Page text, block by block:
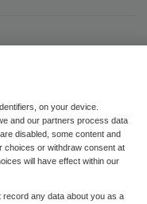
on your device.
and our partners process data
disabled, some content and
choices or withdraw consent at
will have effect within our
any data about you as a